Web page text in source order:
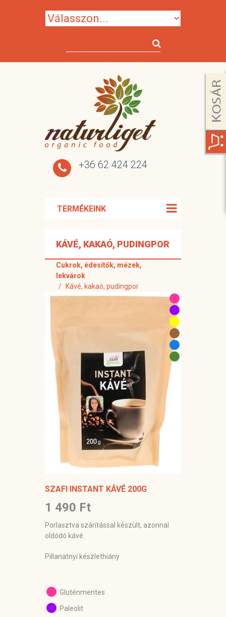
+36 62 424 224
TERMÉKEINK
KÁVÉ, KAKAÓ, PUDINGPOR
Cukrok, édesítők, mézek,
lekvárok
Kávé, kakaó, pudingpor
SZAFI INSTANT KÁVÉ 200G
1 490 Ft
Porlasztva szárítással készült, azonnal
oldódó kávé.
Pillanatnyi készlethiány
Gluténmentes
Paleolit